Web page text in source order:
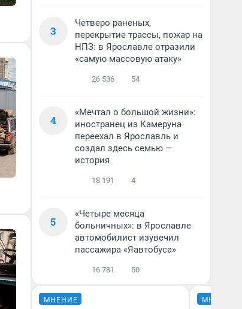
3
Четверо раненых,
перекрытие трассы, пожар на
НПЗ: в Ярославле отразили
«самую массовую атаку»
26 536 54
4
«Мечтал о большой жизни»:
иностранец из Камеруна
переехал в Ярославль и
создал здесь семью —
история
18 191 4
5
«Четыре месяца
больничных»: в Ярославле
автомобилист изувечил
пассажира «Яавтобуса»
16 781 50
МНЕНИЕ МНЕНИЕ